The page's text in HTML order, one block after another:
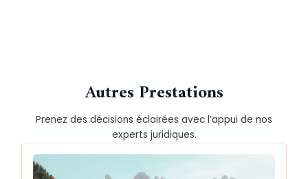
Autres Prestations
Prenez des décisions éclairées avec l’appui de nos
experts juridiques.